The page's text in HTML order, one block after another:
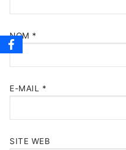
NOM *
E-MAIL *
SITE WEB